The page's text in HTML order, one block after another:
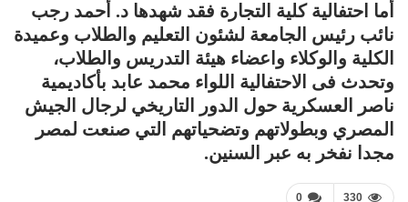
أما احتفالية كلية التجارة فقد شهدها د. أحمد رجب
نائب رئيس الجامعة لشئون التعليم والطلاب وعميدة
الكلية والوكلاء واعضاء هيئة التدريس والطلاب،
وتحدث فى الاحتفالية اللواء محمد عابد بأكاديمية
ناصر العسكرية حول الدور التاريخي لرجال الجيش
المصري وبطولاتهم وتضحياتهم التي صنعت لمصر
مجدا نفخر به عبر السنين.
0 330